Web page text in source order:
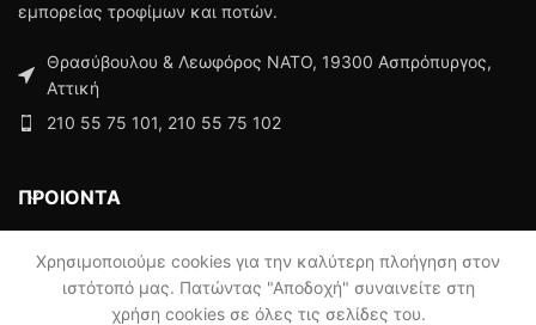
εμπορείας τροφίμων και ποτών.
Θρασύβουλου & Λεωφόρος ΝΑΤΟ, 19300 Ασπρόπυργος,
Αττική
210 55 75 101, 210 55 75 102
ΠΡΟΙΟΝΤΑ
ΜΕΝΟΥ
Χρησιμοποιούμε cookies για την καλύτερη πλοήγηση στον
ιστότοπό μας. Πατώντας "Αποδοχή" συναινείτε στη
χρήση cookies σε όλες τις σελίδες του.